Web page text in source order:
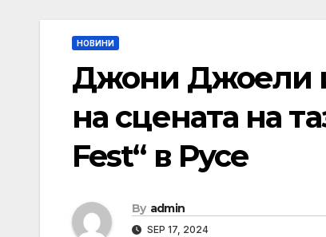
НОВИНИ
Джони Джоели
на сцената на
Fest“ в Русе
By admin
SEP 17, 2024